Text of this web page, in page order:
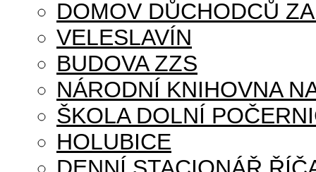
DOMOV DŮCHODCŮ
VELESLAVÍN
BUDOVA ZZS
NÁRODNÍ KNIHOVNA
ŠKOLA DOLNÍ
HOLUBICE